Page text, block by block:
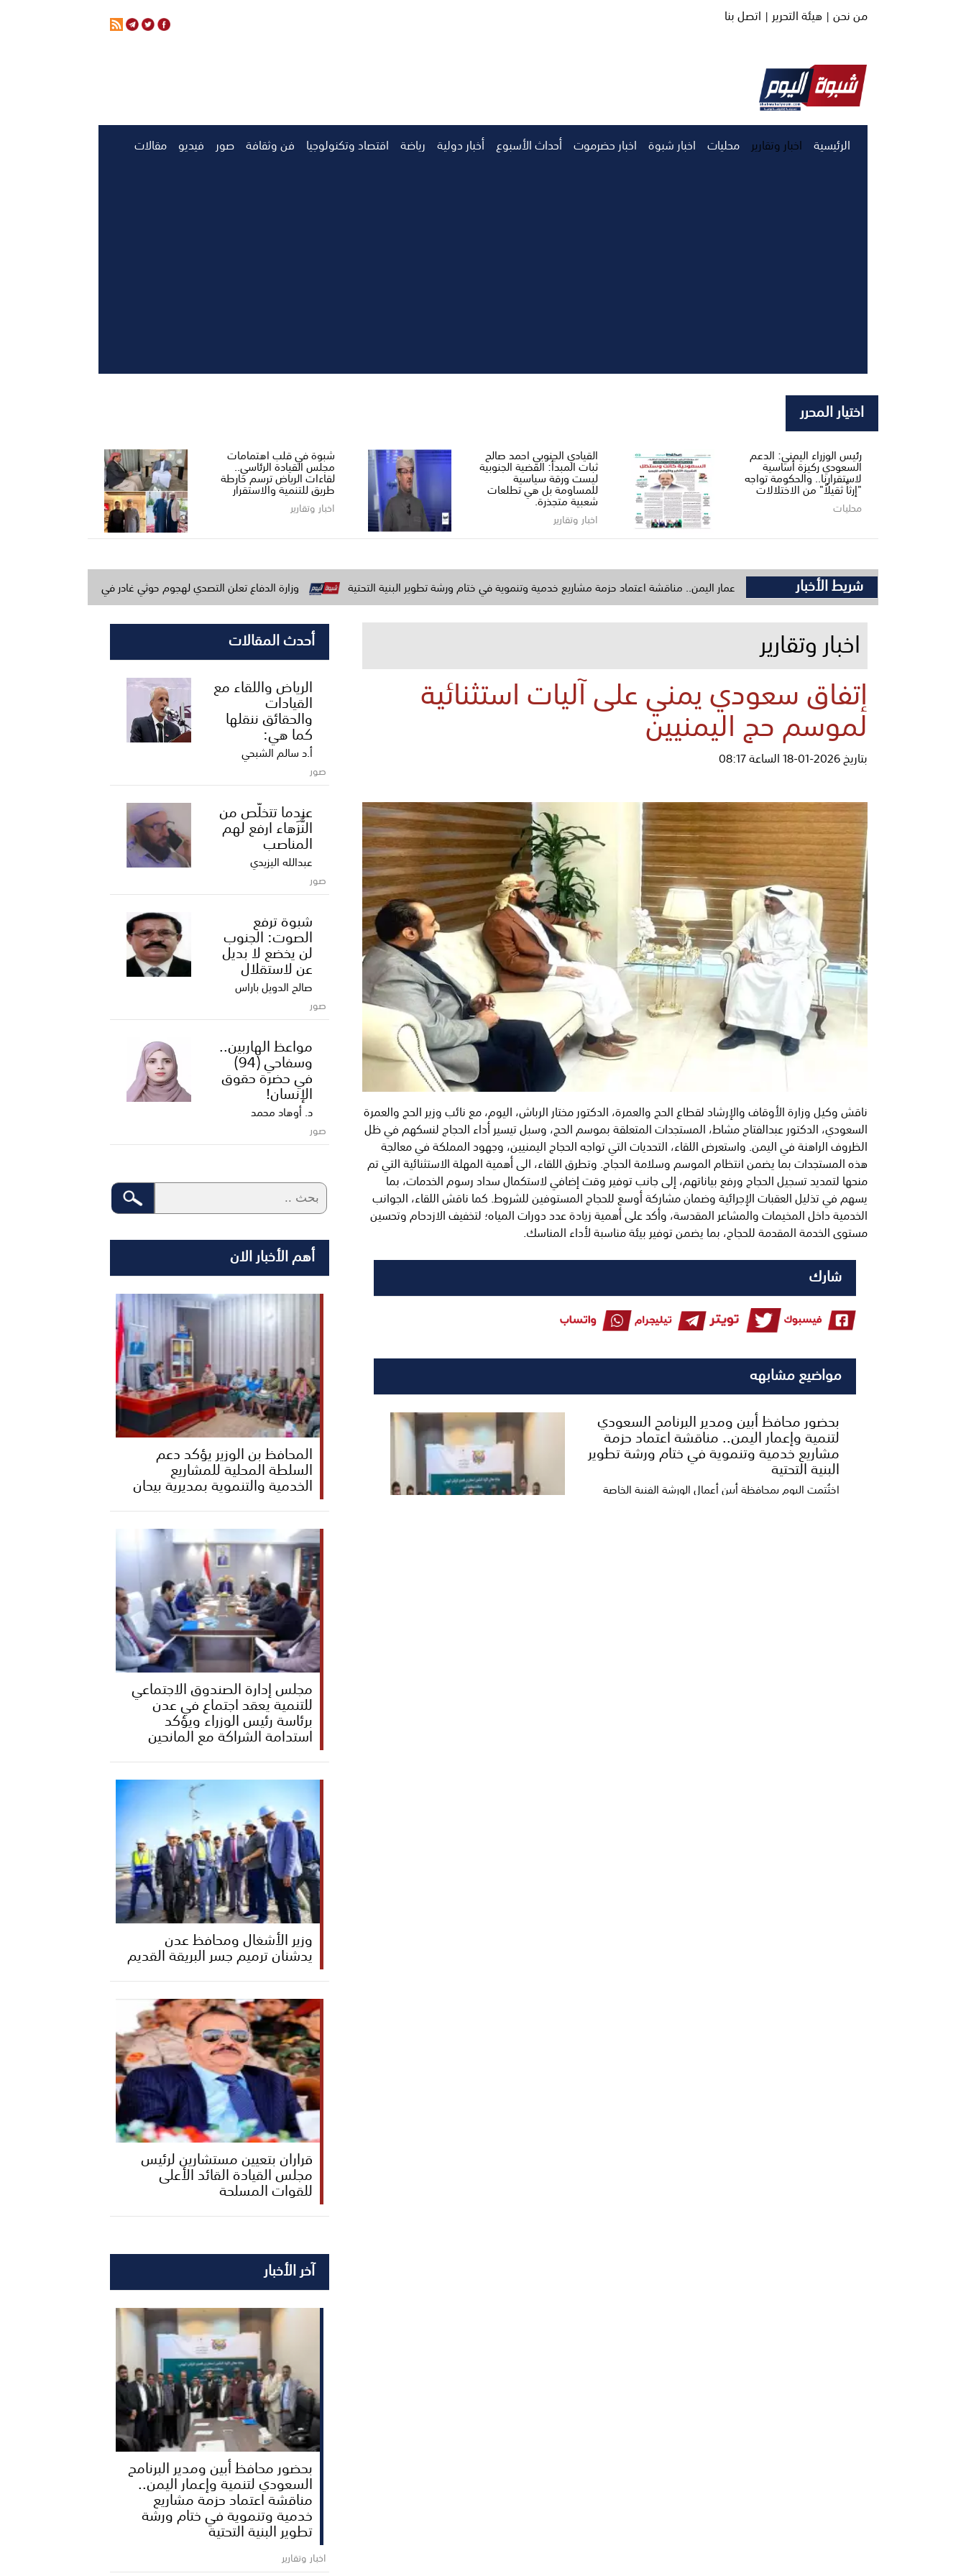
من نحن | هيئة التحرير | اتصل بنا
الرئيسية اخبار وتقارير محليات اخبار شبوة اخبار حضرموت أحداث الأسبوع أخبار دولية رياضة اقتصاد وتكنولوجيا فن وثقافة صور فيديو مقالات
اختيار المحرر
رئيس الوزراء اليمني: الدعم
السعودي ركيزة أساسية
لاستقرارنا.. والحكومة تواجه
"إرثاً ثقيلاً" من الاختلالات
محليات
القيادي الجنوبي احمد صالح ​
ثبات المبدأ: القضية الجنوبية
ليست ورقة سياسية
للمساومة بل هي تطلعات
شعبية متجذرة.
اخبار وتقارير
شبوة في قلب اهتمامات
مجلس القيادة الرئاسي..
لقاءات الرياض ترسم خارطة
طريق للتنمية والاستقرار
اخبار وتقارير
شريط الأخبار
ومدير البرنامج السعودي لتنمية وإعمار اليمن.. مناقشة اعتماد حزمة مشاريع خدمية وتنموية في ختام ورشة تطوير البنية التحتية وزارة الدفاع تعلن التصدي لهجوم حوثي غادر في مأرب وحضرموت وتتوعد بالرد
اخبار وتقارير
إتفاق سعودي يمني على آليات استثنائية
لموسم حج اليمنيين
بتاريخ 2026-01-18 الساعة 08:17
ناقش وكيل وزارة الأوقاف والإرشاد لقطاع الحج والعمرة، الدكتور مختار الرباش، اليوم، مع نائب وزير الحج والعمرة
السعودي، الدكتور عبدالفتاح مشاط، المستجدات المتعلقة بموسم الحج، وسبل تيسير أداء الحجاج لنسكهم في ظل
الظروف الراهنة في اليمن. واستعرض اللقاء، التحديات التي تواجه الحجاج اليمنيين، وجهود المملكة في معالجة
هذه المستجدات بما يضمن انتظام الموسم وسلامة الحجاج. وتطرق اللقاء، الى أهمية المهلة الاستثنائية التي تم
منحها لتمديد تسجيل الحجاج ورفع بياناتهم، إلى جانب توفير وقت إضافي لاستكمال سداد رسوم الخدمات، بما
يسهم في تذليل العقبات الإجرائية وضمان مشاركة أوسع للحجاج المستوفين للشروط. كما ناقش اللقاء، الجوانب
الخدمية داخل المخيمات والمشاعر المقدسة، وأكد على أهمية زيادة عدد دورات المياه؛ لتخفيف الازدحام وتحسين
مستوى الخدمة المقدمة للحجاج، بما يضمن توفير بيئة مناسبة لأداء المناسك.
شارك
مواضيع مشابهه
بحضور محافظ أبين ومدير البرنامج السعودي
لتنمية وإعمار اليمن.. مناقشة اعتماد حزمة
مشاريع خدمية وتنموية في ختام ورشة تطوير
البنية التحتية
اختُتمت اليوم بمحافظة أبين أعمال الورشة الفنية الخاصة
أحدث المقالات
الرياض واللقاء مع
القيادات
والحقائق ننقلها
كما هي:
أ.د سالم الشبحي
صور
عندما تتخلّص من
النُّزَهاء ارفع لهم
المناصب
عبدالله اليزيدي
صور
شبوة ترفع
الصوت: الجنوب
لن يخضع لا بديل
عن لاستقلال
صالح الدويل باراس
صور
مواعظ الهاربين..
وسفاحي (94)
في حضرة حقوق
الإنسان!
د. أوهاد محمد
صور
أهم الأخبار الان
المحافظ بن الوزير يؤكد دعم
السلطة المحلية للمشاريع
الخدمية والتنموية بمديرية بيحان
مجلس إدارة الصندوق الاجتماعي
للتنمية يعقد اجتماع في عدن
برئاسة رئيس الوزراء ويؤكد
استدامة الشراكة مع المانحين
وزير الأشغال ومحافظ عدن
يدشنان ترميم جسر البريقة القديم
قراران بتعيين مستشارين لرئيس
مجلس القيادة القائد الأعلى
للقوات المسلحة
آخر الأخبار
بحضور محافظ أبين ومدير البرنامج
السعودي لتنمية وإعمار اليمن..
مناقشة اعتماد حزمة مشاريع
خدمية وتنموية في ختام ورشة
تطوير البنية التحتية
اخبار وتقارير